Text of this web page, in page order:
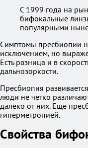
С 1999 года на
бифокальные
популярными
Симптомы пресбиопии
исключением, но
Есть разница и в
дальнозоркости.
Пресбиопия
люди не четко
далеко от них. Еще
гиперметропией.
Свойства